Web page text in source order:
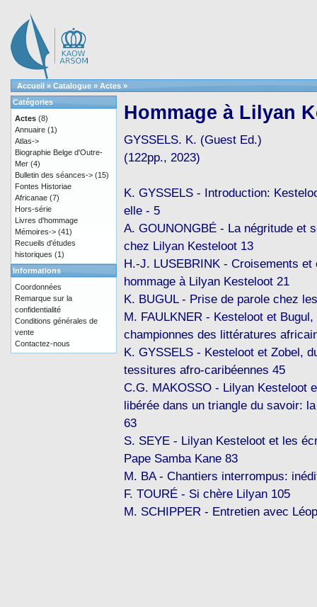
Accueil » Catalogue » Actes »
Hommage à Lilyan
GYSSELS. K. (Guest Ed.)
(122pp., 2023)
K. GYSSELS - Introduction:
elle - 5
A. GOUNONGBÉ - La négritude et
chez Lilyan Kesteloot 13
H.-J. LUSEBRINK - Croisements et
hommage à Lilyan Kesteloot 21
K. BUGUL - Prise de parole chez
M. FAULKNER - Kesteloot et Bugul,
championnes des littératures
K. GYSSELS - Kesteloot et Zobel,
tessitures afro-caribéennes 45
C.G. MAKOSSO - Lilyan Kesteloot
libérée dans un triangle du savoir:
63
S. SEYE - Lilyan Kesteloot et les
Pape Samba Kane 83
M. BA - Chantiers interrompus:
F. TOURÉ - Si chère Lilyan 105
M. SCHIPPER - Entretien avec
Catégories
Actes (8)
Annuaire (1)
Atlas->
Biographie Belge d'Outre-
Mer (4)
Bulletin des séances-> (15)
Fontes Historiae
Africanae (7)
Hors-série
Livres d'hommage
Mémoires-> (41)
Recueils d'études
historiques (1)
Informations
Coordonnées
Remarque sur la
confidentialité
Conditions générales de
vente
Contactez-nous